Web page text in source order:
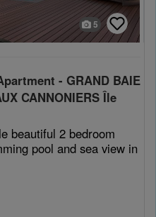
5
- GRAND BAIE
CANNONIERS Île
beautiful 2 bedroom
pool and sea view in